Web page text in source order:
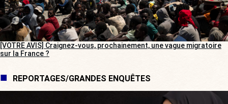
[VOTRE AVIS] Craignez-vous, prochainement, une vague migratoire
sur la France ?
REPORTAGES/GRANDES ENQUÊTES